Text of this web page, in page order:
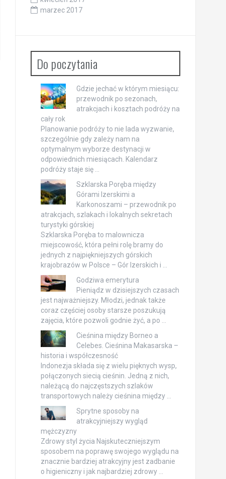
marzec 2017
Do poczytania
Gdzie jechać w którym miesiącu:
przewodnik po sezonach,
atrakcjach i kosztach podróży na
cały rok
Planowanie podróży to nie lada wyzwanie,
szczególnie gdy zależy nam na
optymalnym wyborze destynacji w
odpowiednich miesiącach. Kalendarz
podróży staje się …
Szklarska Poręba między
Górami Izerskimi a
Karkonoszami – przewodnik po
atrakcjach, szlakach i lokalnych sekretach
turystyki górskiej
Szklarska Poręba to malownicza
miejscowość, która pełni rolę bramy do
jednych z najpiękniejszych górskich
krajobrazów w Polsce – Gór Izerskich i …
Godziwa emerytura
Pieniądz w dzisiejszych czasach
jest najważniejszy. Młodzi, jednak także
coraz częściej osoby starsze poszukują
zajęcia, które pozwoli godnie żyć, a po …
Cieśnina między Borneo a
Celebes. Cieśnina Makasarska –
historia i współczesność
Indonezja składa się z wielu pięknych wysp,
połączonych siecią cieśnin. Jedną z nich,
należącą do najczęstszych szlaków
transportowych należy cieśnina między …
Sprytne sposoby na
atrakcyjniejszy wygląd
mężczyzny
Zdrowy styl życia Najskuteczniejszym
sposobem na poprawę swojego wyglądu na
znacznie bardziej atrakcyjny jest zadbanie
o higieniczny i jak najbardziej zdrowy …